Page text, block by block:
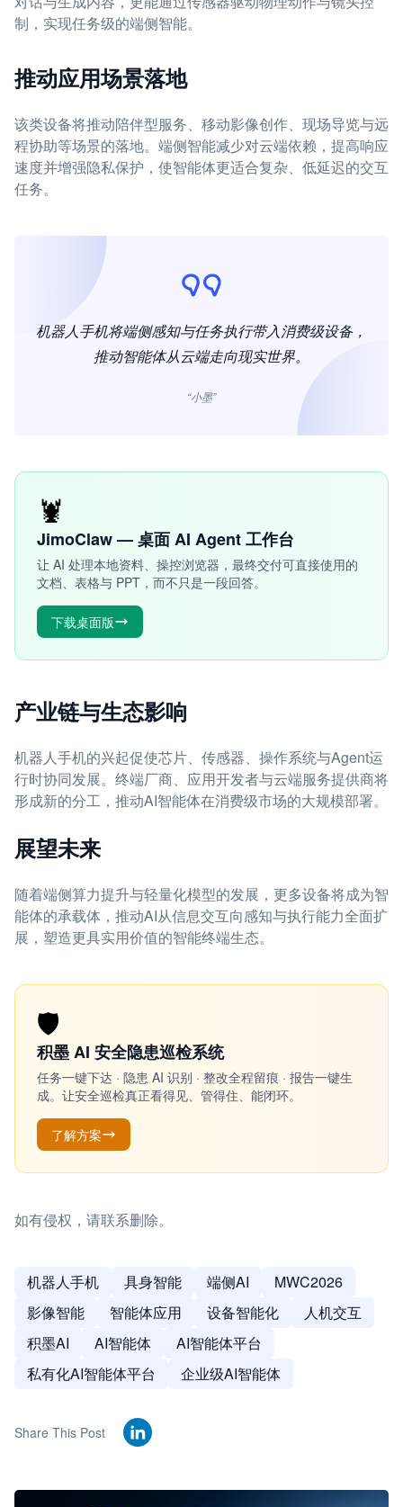
制，实现任务级的端侧智能。
推动应用场景落地
该类设备将推动陪伴型服务、移动影像创作、现场导览与远
程协助等场景的落地。端侧智能减少对云端依赖，提高响应
速度并增强隐私保护，使智能体更适合复杂、低延迟的交互
任务。
机器人手机将端侧感知与任务执行带入消费级设备，
推动智能体从云端走向现实世界。
“小墨”
🦞
JimoClaw — 桌面 AI Agent 工作台
让 AI 处理本地资料、操控浏览器，最终交付可直接使用的
文档、表格与 PPT，而不只是一段回答。
下载桌面版
产业链与生态影响
机器人手机的兴起促使芯片、传感器、操作系统与Agent运
行时协同发展。终端厂商、应用开发者与云端服务提供商将
形成新的分工，推动AI智能体在消费级市场的大规模部署。
展望未来
随着端侧算力提升与轻量化模型的发展，更多设备将成为智
能体的承载体，推动AI从信息交互向感知与执行能力全面扩
展，塑造更具实用价值的智能终端生态。
🛡️
积墨 AI 安全隐患巡检系统
任务一键下达 · 隐患 AI 识别 · 整改全程留痕 · 报告一键生
成。让安全巡检真正看得见、管得住、能闭环。
了解方案
如有侵权，请联系删除。
机器人手机 具身智能 端侧AI
MWC2026
影像智能
智能体应用 设备智能化
人机交互
积墨AI
AI智能体
AI智能体平台
私有化AI智能体平台
企业级AI智能体
Share This Post